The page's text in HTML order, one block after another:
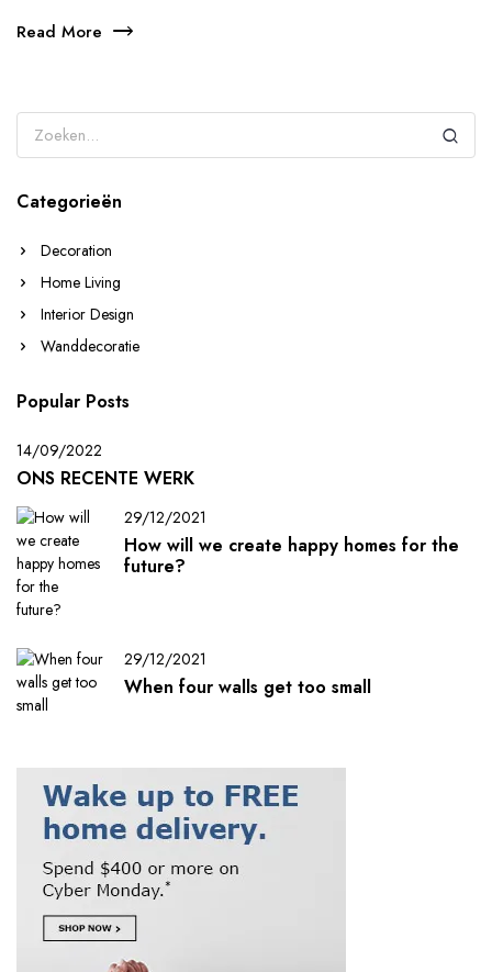
Read More
Categorieën
Decoration
Home Living
Interior Design
Wanddecoratie
Popular Posts
14/09/2022
ONS RECENTE WERK
29/12/2021
How will we create happy homes for the
future?
29/12/2021
When four walls get too small